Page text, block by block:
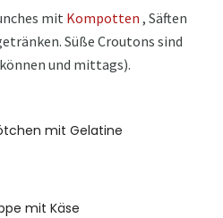
mit Kompotten , Säften
Süße Croutons sind
und mittags).
mit Gelatine
mit Käse